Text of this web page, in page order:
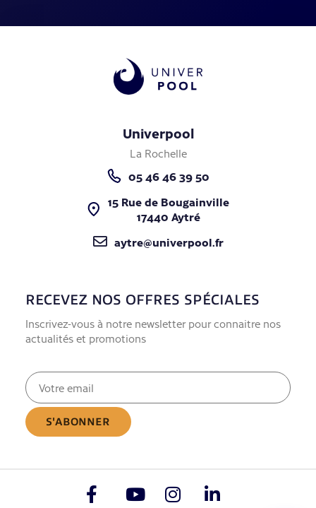
Univerpool
La Rochelle
05 46 46 39 50
15 Rue de Bougainville
17440 Aytré
aytre@univerpool.fr
RECEVEZ NOS OFFRES SPÉCIALES
Inscrivez-vous à notre newsletter pour connaitre nos
actualités et promotions
E-
mail
(Nécessaire)